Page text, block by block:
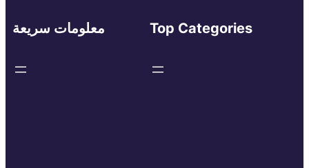
معلومات سريعة Top Categories